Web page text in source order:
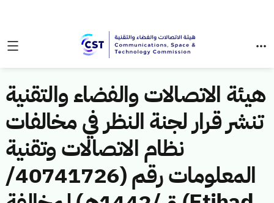
هيئة الاتصالات والفضاء والتقنية
تنشر قرار لجنة النظر في مخالفات
نظام الاتصالات وتقنية
المعلومات رقم (40741726/